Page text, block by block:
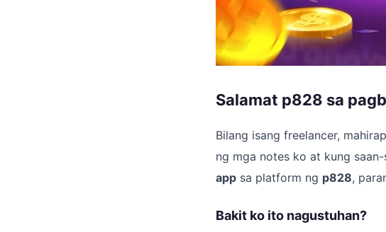
Salamat p828 sa
Bilang isang freelancer,
ng mga notes ko at kung
app sa platform ng p828,
Bakit ko ito nagustuhan?